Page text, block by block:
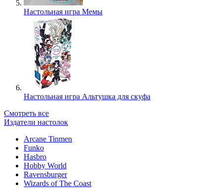
Настольная игра Мемы
Настольная игра Альтушка для скуфа
Смотреть все
Издатели настолок
Arcane Tinmen
Funko
Hasbro
Hobby World
Ravensburger
Wizards of The Coast